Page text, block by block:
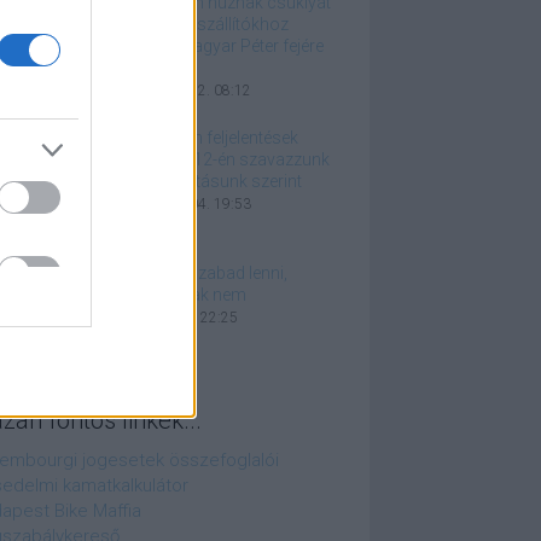
az ukrán pénzszállítókhoz
hasonlóan Magyar Péter fejére
2026. március 22. 08:12
Eredménytelen feljelentések
helyett április 12-én szavazzunk
a legjobb belátásunk szerint
2026. március 04. 19:53
Fasisztának szabad lenni,
antifasisztának nem
2026. január 11. 22:25
fontos linkek...
jogesetek összefoglalói
kamatkalkulátor
Bike Maffia